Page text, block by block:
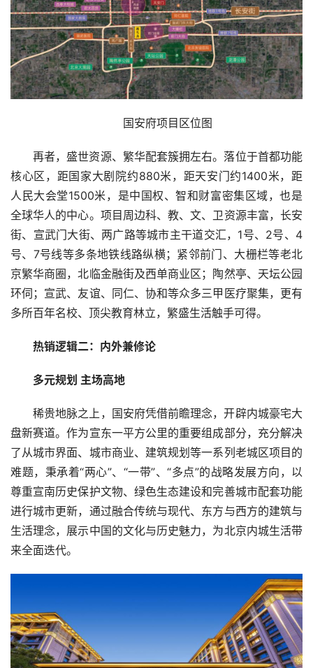
国安府项目区位图
再者，盛世资源、繁华配套簇拥左右。落位于首都功能
核心区，距国家大剧院约880米，距天安门约1400米，距
人民大会堂1500米，是中国权、智和财富密集区域，也是
全球华人的中心。项目周边科、教、文、卫资源丰富，长安
街、宣武门大街、两广路等城市主干道交汇，1号、2号、4
号、7号线等多条地铁线路纵横；紧邻前门、大栅栏等老北
京繁华商圈，北临金融街及西单商业区；陶然亭、天坛公园
环伺；宣武、友谊、同仁、协和等众多三甲医疗聚集，更有
多所百年名校、顶尖教育林立，繁盛生活触手可得。
热销逻辑二：内外兼修论
多元规划 主场高地
稀贵地脉之上，国安府凭借前瞻理念，开辟内城豪宅大
盘新赛道。作为宣东一平方公里的重要组成部分，充分解决
了从城市界面、城市商业、建筑规划等一系列老城区项目的
难题，秉承着“两心”、“一带”、“多点”的战略发展方向，以
尊重宣南历史保护文物、绿色生态建设和完善城市配套功能
进行城市更新，通过融合传统与现代、东方与西方的建筑与
生活理念，展示中国的文化与历史魅力，为北京内城生活带
来全面迭代。